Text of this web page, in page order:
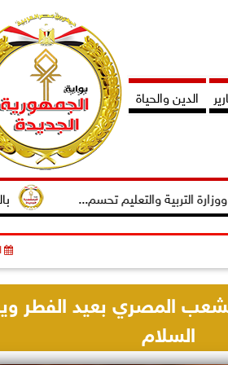
الدين والحياة
بالصور : والتعليم تحسم...
المصري بعيد الفطر
السلام